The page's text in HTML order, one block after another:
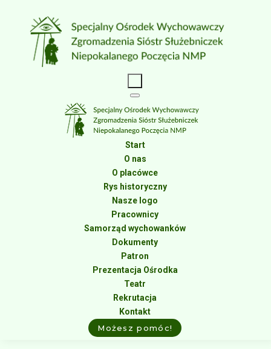
Start
O nas
O placówce
Rys historyczny
Nasze logo
Pracownicy
Samorząd wychowanków
Dokumenty
Patron
Prezentacja Ośrodka
Teatr
Rekrutacja
Kontakt
Możesz pomóc!